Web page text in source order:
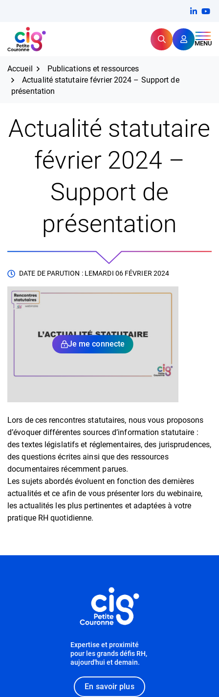
contenu
CIG Petite Couronne RechercherMENU
Expertise et proximité pour
Accueil
Publications et ressources
Actualité statutaire février 2024 – Support de
présentation
Actualité statutaire
février 2024 –
Support de
présentation
DATE DE PARUTION : LEMARDI 06 FÉVRIER 2024
Je me connecte
Lors de ces rencontres statutaires, nous vous proposons
d’évoquer différentes sources d’information statutaire :
des textes législatifs et réglementaires, des jurisprudences,
des questions écrites ainsi que des ressources
documentaires récemment parues.
Les sujets abordés évoluent en fonction des dernières
actualités et ce afin de vous présenter lors du webinaire,
les actualités les plus pertinentes et adaptées à votre
pratique RH quotidienne.
Expertise et proximité
pour les grands défis RH,
aujourd'hui et demain.
En savoir plus